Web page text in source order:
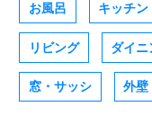
お風呂 キッチン
リビング ダイニ
窓・サッシ 外壁